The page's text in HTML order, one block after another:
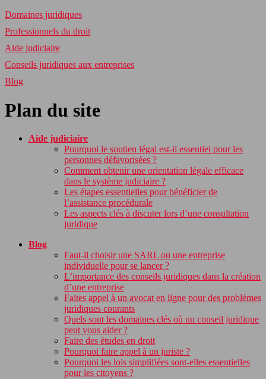
Domaines juridiques
Professionnels du droit
Aide judiciaire
Conseils juridiques aux entreprises
Blog
Plan du site
Aide judiciaire
Pourquoi le soutien légal est-il essentiel pour les
personnes défavorisées ?
Comment obtenir une orientation légale efficace
dans le système judiciaire ?
Les étapes essentielles pour bénéficier de
l’assistance procédurale
Les aspects clés à discuter lors d’une consultation
juridique
Blog
Faut-il choisir une SARL ou une entreprise
individuelle pour se lancer ?
L’importance des conseils juridiques dans la création
d’une entreprise
Faites appel à un avocat en ligne pour des problèmes
juridiques courants
Quels sont les domaines clés où un conseil juridique
peut vous aider ?
Faire des études en droit
Pourquoi faire appel à un juriste ?
Pourquoi les lois simplifiées sont-elles essentielles
pour les citoyens ?